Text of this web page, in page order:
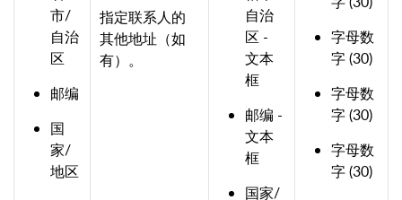
市/
自治
区
邮编
国
家/
地区
指定联系人的
其他地址（如
有）。
自治
区 -
文本
框
邮编 -
文本
框
国家/
字母数
字 (30)
字母数
字 (30)
字母数
字 (30)